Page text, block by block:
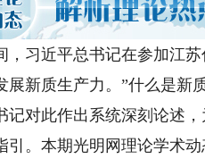
近平总书记在参加江苏
展新质生产力。”什么是新
记对此作出系统深刻论述
引。本期光明网理论学术